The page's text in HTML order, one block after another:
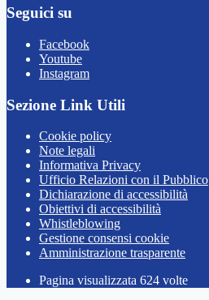
Seguici su
Facebook
Youtube
Instagram
Sezione Link Utili
Cookie policy
Note legali
Informativa Privacy
Ufficio Relazioni con il Pubblico
Dichiarazione di accessibilità
Obiettivi di accessibilità
Whistleblowing
Gestione consensi cookie
Amministrazione trasparente
Pagina visualizzata 624 volte